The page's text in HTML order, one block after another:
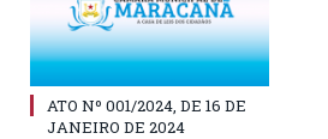
ATO Nº 001/2024, DE 16 DE
JANEIRO DE 2024